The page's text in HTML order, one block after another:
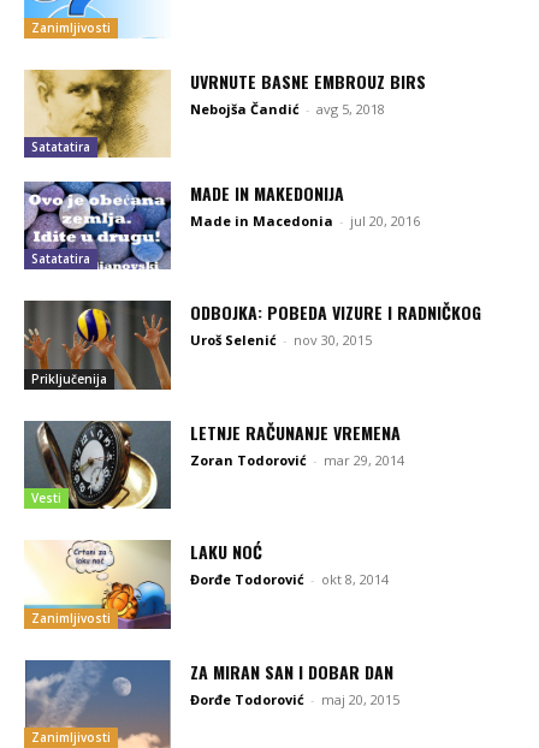
Zanimljivosti
Satatatira
UVRNUTE BASNE EMBROUZ BIRS
Nebojša Čandić - avg 5, 2018
Satatatira
MADE IN MAKEDONIJA
Made in Macedonia - jul 20, 2016
Priključenija
ODBOJKA: POBEDA VIZURE I RADNIČKOG
Uroš Selenić - nov 30, 2015
Vesti
LETNJE RAČUNANJE VREMENA
Zoran Todorović - mar 29, 2014
Zanimljivosti
LAKU NOĆ
Đorđe Todorović - okt 8, 2014
Zanimljivosti
ZA MIRAN SAN I DOBAR DAN
Đorđe Todorović - maj 20, 2015